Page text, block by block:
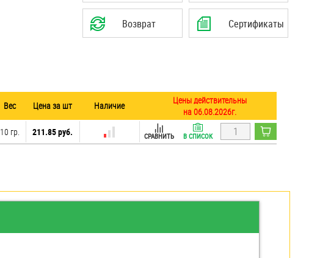
Возврат Сертификаты
Вес Цена за шт Наличие
Цены действительны
на 06.08.2026г.
10 гр. 211.85 руб. СРАВНИТЬ В СПИСОК